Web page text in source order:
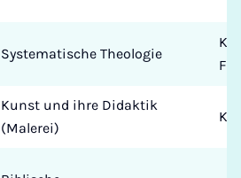
Systematische Theologie
Kunst und ihre Didaktik
(Malerei)